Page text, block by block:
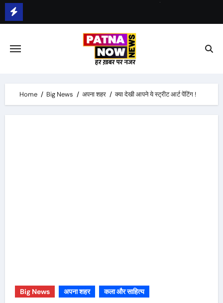
Skip
to
भीम सेना का भारत बंद, राजद का बंद को समर्थन
Home Big News अपना शहर क्या देखी आपने ये स्ट्रीट आर्ट पेंटिंग !
Big News अपना शहर कला और साहित्य